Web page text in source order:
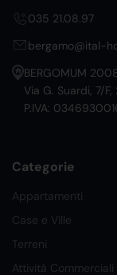
035 21.08.97
bergamo@ital-
BERGOMUM
Via G. Suardi, 7/
P.IVA:
Categorie
Appartamenti
Case e Ville
Terreni
Attività Commerciali